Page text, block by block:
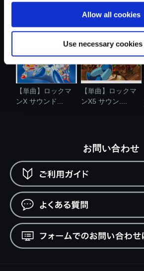
Allow all cookies
Use necessary
ンX2 サウン....
ン5 サウンド...
【単曲】ロックマ
ンX サウンド...
【単曲】ロックマ
ンX5 サウン....
お問い合わせ